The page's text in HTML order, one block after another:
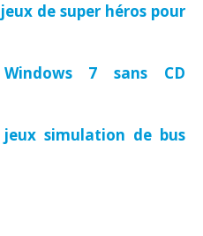
de super héros pour
7 sans CD
simulation de bus